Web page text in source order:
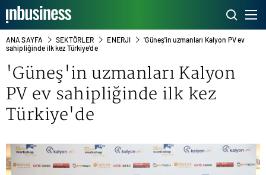
ANA SAYFA SEKTÖRLER ENERJI
'Güneş'in uzmanları Kalyon PV ev
sahipliğinde ilk kez Türkiye'de
'Güneş'in uzmanları Kalyon
PV ev sahipliğinde ilk kez
Türkiye'de